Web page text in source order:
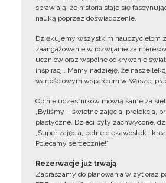
sprawiają, że historia staje się
nauką poprzez doświadczenie.
Dziękujemy wszystkim nauczycielom
zaangażowanie w rozwijanie
uczniów oraz wspólne odkrywanie
inspiracji. Mamy nadzieję, że nasze
wartościowym wsparciem w Waszej
Opinie uczestników mówią same za
„Byliśmy – świetne zajęcia, prelekcja,
plastyczne. Dzieci były zachwycone,
„Super zajęcia, pełne ciekawostek i
Polecamy serdecznie!”
Rezerwacje już trwają
Zapraszamy do planowania wizyt oraz